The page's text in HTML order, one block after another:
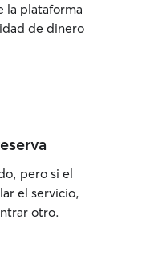
la plataforma
de dinero
pero si el
el servicio,
otro.